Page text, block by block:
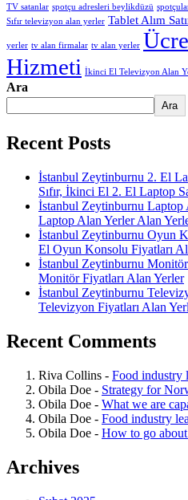
TV satanlar spotçu adresleri beylikdüzü
Sıfır televizyon alan yerler Tablet Alım
yerler tv alan firmalar tv alan yerler
Hizmeti İkinci El Televizyon Alan
Ara
Ara
Recent Posts
İstanbul Zeytinburnu 2. El
Sıfır, İkinci El 2. El Laptop
İstanbul Zeytinburnu Laptop
Laptop Alan Yerler Alan
İstanbul Zeytinburnu Oyun
El Oyun Konsolu Fiyatları
İstanbul Zeytinburnu Monitör
Monitör Fiyatları Alan Yerler
İstanbul Zeytinburnu
Televizyon Fiyatları Alan
Recent Comments
Riva Collins - Food industry
Obila Doe - Strategy for
Obila Doe - What we are
Obila Doe - Food industry
Obila Doe - How to go
Archives